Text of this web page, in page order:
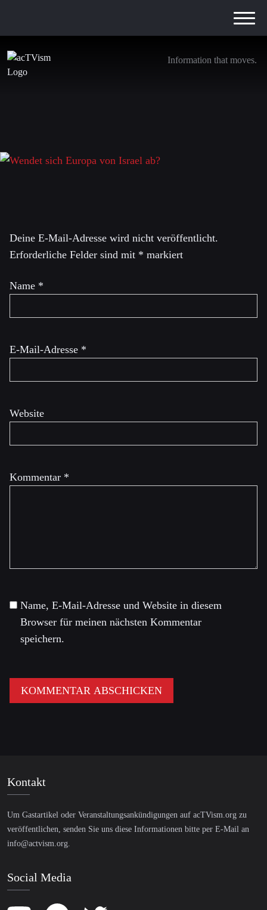
Information that moves.
Wendet sich Europa von Israel ab?
Deine E-Mail-Adresse wird nicht veröffentlicht.
Erforderliche Felder sind mit * markiert
Kommentar *
Name *
E-Mail-Adresse *
Website
Name, E-Mail-Adresse und Website in diesem
Browser für meinen nächsten Kommentar
speichern.
Kontakt
Um Gastartikel oder Veranstaltungsankündigungen auf acTVism.org zu
veröffentlichen, senden Sie uns diese Informationen bitte per E-Mail an
info@actvism.org.
Social Media